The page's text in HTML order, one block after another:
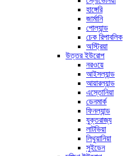
হাঙ্গেরি
জার্মানি
পোল্যান্ড
চেক রিপাবলিক
অস্ট্রিয়া
উত্তর ইউরোপ
নরওয়ে
আইসল্যান্ড
আয়ারল্যান্ড
এস্তোনিয়া
ডেনমার্ক
ফিনল্যান্ড
যুক্তরাজ্য
লাটভিয়া
লিথুয়ানিয়া
সুইডেন